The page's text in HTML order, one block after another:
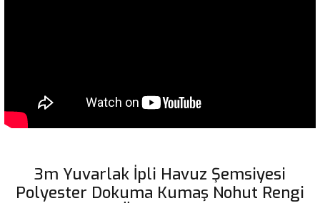
3m Yuvarlak İpli Havuz Şemsiyesi
Polyester Dokuma Kumaş Nohut Rengi